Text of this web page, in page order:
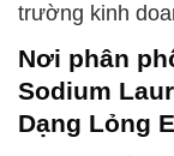
trường kinh
Nơi phân
Sodium
Dạng Lỏng